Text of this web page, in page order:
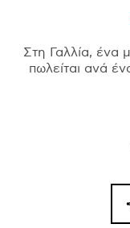
Στη Γαλλία, ένα
πωλείται ανά